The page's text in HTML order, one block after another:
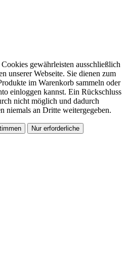
gewährleisten ausschließlich
unserer Webseite. Sie dienen zum
im Warenkorb sammeln oder
einloggen kannst. Ein Rückschluss
nicht möglich und dadurch
niemals an Dritte weitergegeben.
Nur erforderliche